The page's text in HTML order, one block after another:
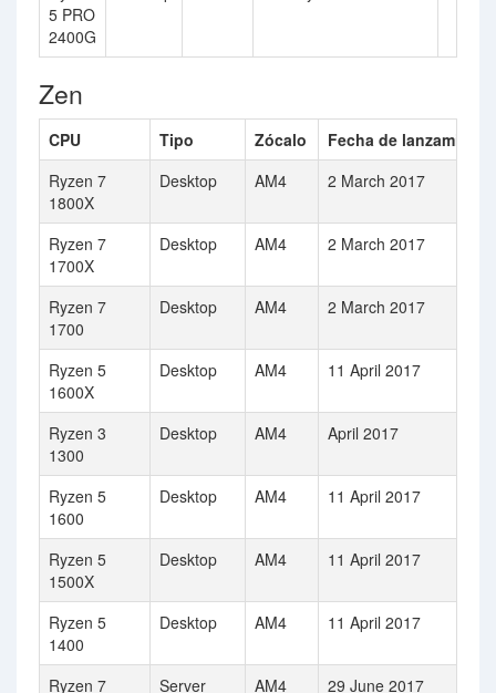
5 PRO
2400G
Zen
CPU Tipo Zócalo
Fecha de lanzamiento
Ryzen 7
1800X
Desktop AM4 2 March 2017
Ryzen 7
1700X
Desktop AM4 2 March 2017
Ryzen 7
1700
Desktop AM4 2 March 2017
Ryzen 5
1600X
Desktop AM4 11 April 2017
Ryzen 3
1300
Desktop AM4 April 2017
Ryzen 5
1600
Desktop AM4 11 April 2017
Ryzen 5
1500X
Desktop AM4 11 April 2017
Ryzen 5
1400
Desktop AM4 11 April 2017
Ryzen 7
Server AM4 29 June 2017